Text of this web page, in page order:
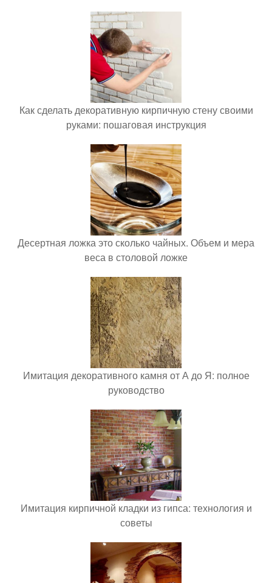
Как сделать декоративную кирпичную стену своими
руками: пошаговая инструкция
Десертная ложка это сколько чайных. Объем и мера
веса в столовой ложке
Имитация декоративного камня от А до Я: полное
руководство
Имитация кирпичной кладки из гипса: технология и
советы